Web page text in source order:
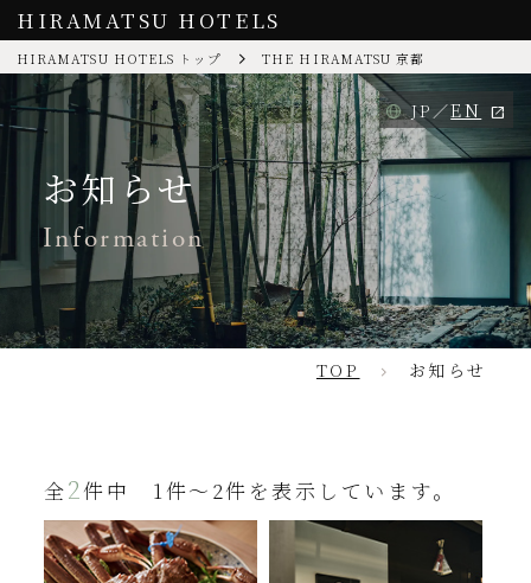
HIRAMATSU HOTELS
HIRAMATSU HOTELS トップ THE HIRAMATSU 京都
JP EN
お知らせ
Information
TOP お知らせ
全2件中 1件～2件を表示しています。